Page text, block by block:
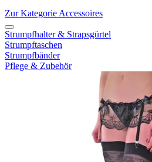
Zur Kategorie Accessoires
Strumpfhalter & Strapsgürtel
Strumpftaschen
Strumpfbänder
Pflege & Zubehör